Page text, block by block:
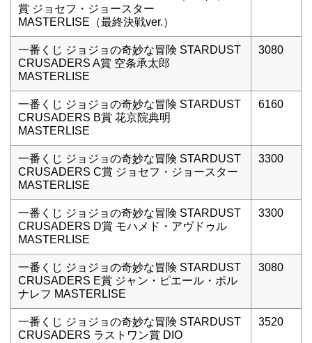
賞 ジョセフ・ジョースター
MASTERLISE（最終決戦ver.）
一番くじ ジョジョの奇妙な冒険 STARDUST
CRUSADERS A賞 空条承太郎
MASTERLISE
3080
一番くじ ジョジョの奇妙な冒険 STARDUST
CRUSADERS B賞 花京院典明
MASTERLISE
6160
一番くじ ジョジョの奇妙な冒険 STARDUST
CRUSADERS C賞 ジョセフ・ジョースター
MASTERLISE
3300
一番くじ ジョジョの奇妙な冒険 STARDUST
CRUSADERS D賞 モハメド・アヴドゥル
MASTERLISE
3300
一番くじ ジョジョの奇妙な冒険 STARDUST
CRUSADERS E賞 ジャン・ピエール・ポル
ナレフ MASTERLISE
3080
一番くじ ジョジョの奇妙な冒険 STARDUST
CRUSADERS ラストワン賞 DIO
3520